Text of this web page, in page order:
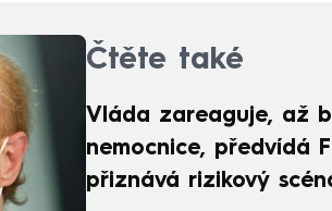
Čtěte také
Vláda zareaguje, až
nemocnice, předvídá
přiznává rizikový